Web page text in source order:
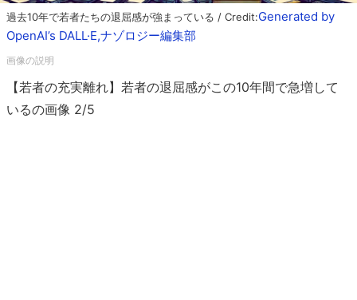
過去10年で若者たちの退屈感が強まっている / Credit:Generated by
OpenAI’s DALL·E,ナゾロジー編集部
【若者の充実離れ】若者の退屈感がこの10年間で急増して
いるの画像 2/5